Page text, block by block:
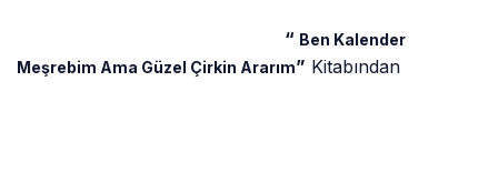
“ Ben Kalender
Meşrebim Ama Güzel Çirkin Ararım” Kitabından